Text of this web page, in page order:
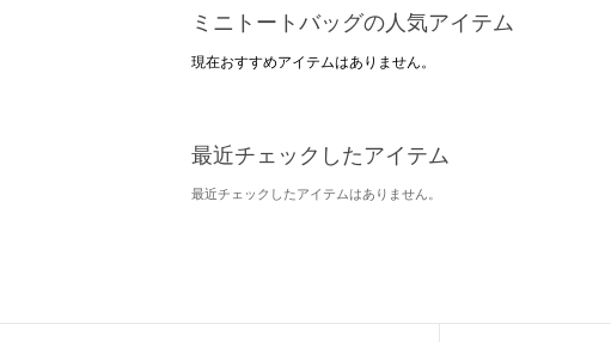
ミニトートバッグの人気アイテム
現在おすすめアイテムはありません。
最近チェックしたアイテム
最近チェックしたアイテムはありません。